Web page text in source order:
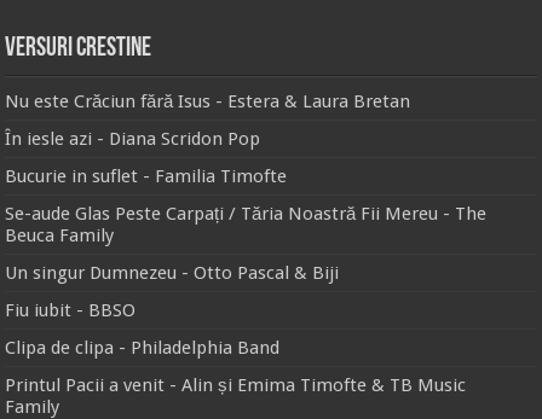
Versuri Crestine
Nu este Crăciun fără Isus - Estera & Laura Bretan
În iesle azi - Diana Scridon Pop
Bucurie in suflet - Familia Timofte
Se-aude Glas Peste Carpați / Tăria Noastră Fii Mereu - The
Beuca Family
Un singur Dumnezeu - Otto Pascal & Biji
Fiu iubit - BBSO
Clipa de clipa - Philadelphia Band
Printul Pacii a venit - Alin și Emima Timofte & TB Music
Family